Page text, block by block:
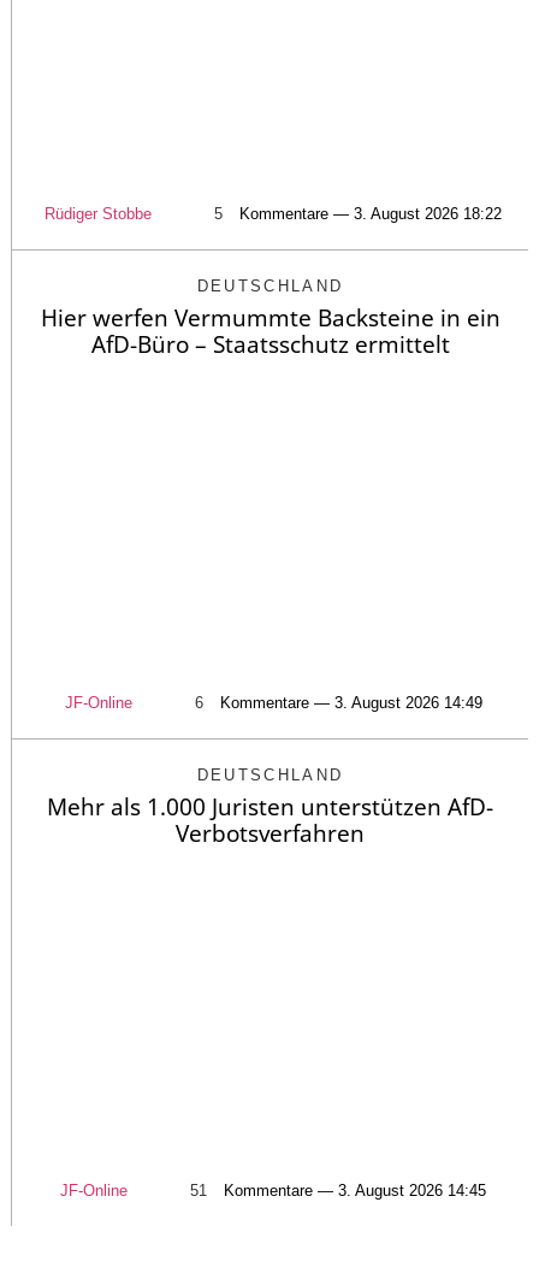
Rüdiger Stobbe 5 Kommentare — 3. August 2026 18:22
DEUTSCHLAND
Hier werfen Vermummte Backsteine in ein
AfD-Büro – Staatsschutz ermittelt
JF-Online 6 Kommentare — 3. August 2026 14:49
DEUTSCHLAND
Mehr als 1.000 Juristen unterstützen AfD-
Verbotsverfahren
JF-Online 51 Kommentare — 3. August 2026 14:45